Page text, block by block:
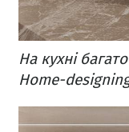
На кухні
Home-